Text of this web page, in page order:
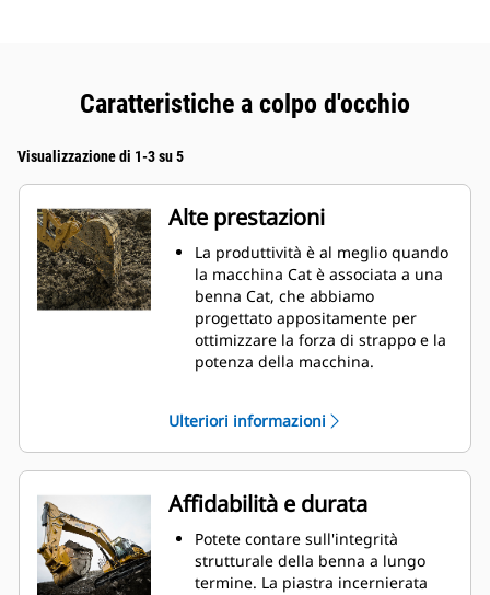
Caratteristiche a colpo d'occhio
Visualizzazione di 1-3 su 5
Alte prestazioni
La produttività è al meglio quando
la macchina Cat è associata a una
benna Cat, che abbiamo
progettato appositamente per
ottimizzare la forza di strappo e la
potenza della macchina.
benna. Il gioco del tallone
aggiunto assicura che il fondo
della benna non si trascini,
riducendo i costi della
manutenzione.
I consumi di carburante si
innalzano sensibilmente durante
le operazioni di scavo. Le benne
Ulteriori informazioni
Affidabilità e durata
Potete contare sull'integrità
strutturale della benna a lungo
termine. La piastra incernierata